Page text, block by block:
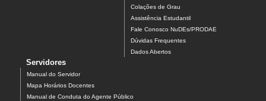
Colações de Grau
Assistência Estudantil
Fale Conosco NuDEs/PRODAE
Dúvidas Frequentes
Dados Abertos
Servidores
Manual do Servidor
Mapa Horários Docentes
Manual de Conduta do Agente Público